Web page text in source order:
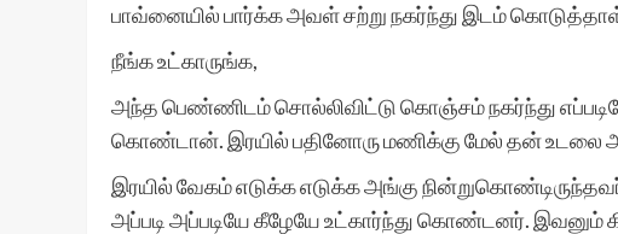
பாவ்னையில் பார்க்க அவள் சற்று நகர்ந்து இடம்
நீங்க உட்காருங்க,
அந்த பெண்ணிடம் சொல்லிவிட்டு கொஞ்சம் நகர்ந்து
கொண்டான். இரயில் பதினோரு மணிக்கு மேல் தன் உடலை
இரயில் வேகம் எடுக்க எடுக்க அங்கு
அப்படி அப்படியே கீழேயே உட்கார்ந்து கொண்டனர். இவனும்